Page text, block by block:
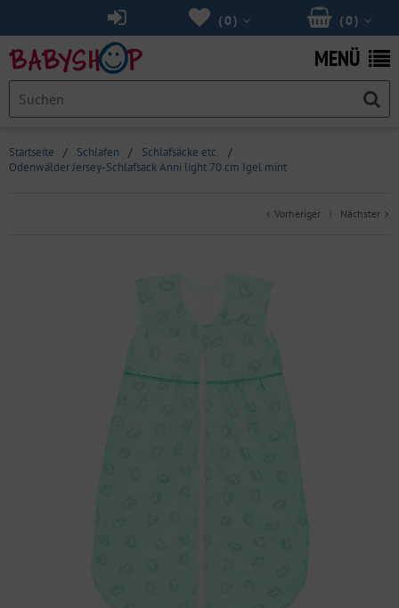
(0 )
(0 )
MENÜ
Startseite / Schlafen / Schlafsäcke etc.
/
Odenwälder Jersey-Schlafsack Anni light 70 cm Igel mint
Vorheriger | Nächster